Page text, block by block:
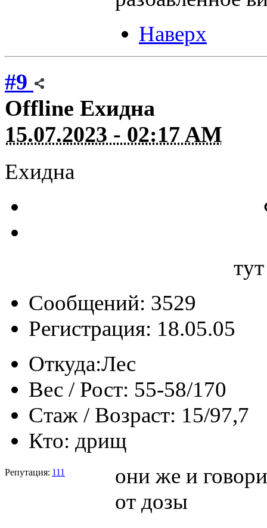
Наверх
#9
Offline Eхидна
15.07.2023 - 02:17 AM
Eхидна
Сообщений: 3529
Регистрация: 18.05.05
Откуда:Лес
Вес / Рост: 55-58/170
Стаж / Возраст: 15/97,7
Кто: дрищ
Репутация: 111
они же и
от дозы